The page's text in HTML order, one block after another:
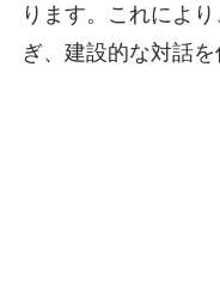
ります。これによ
ぎ、建設的な対話を